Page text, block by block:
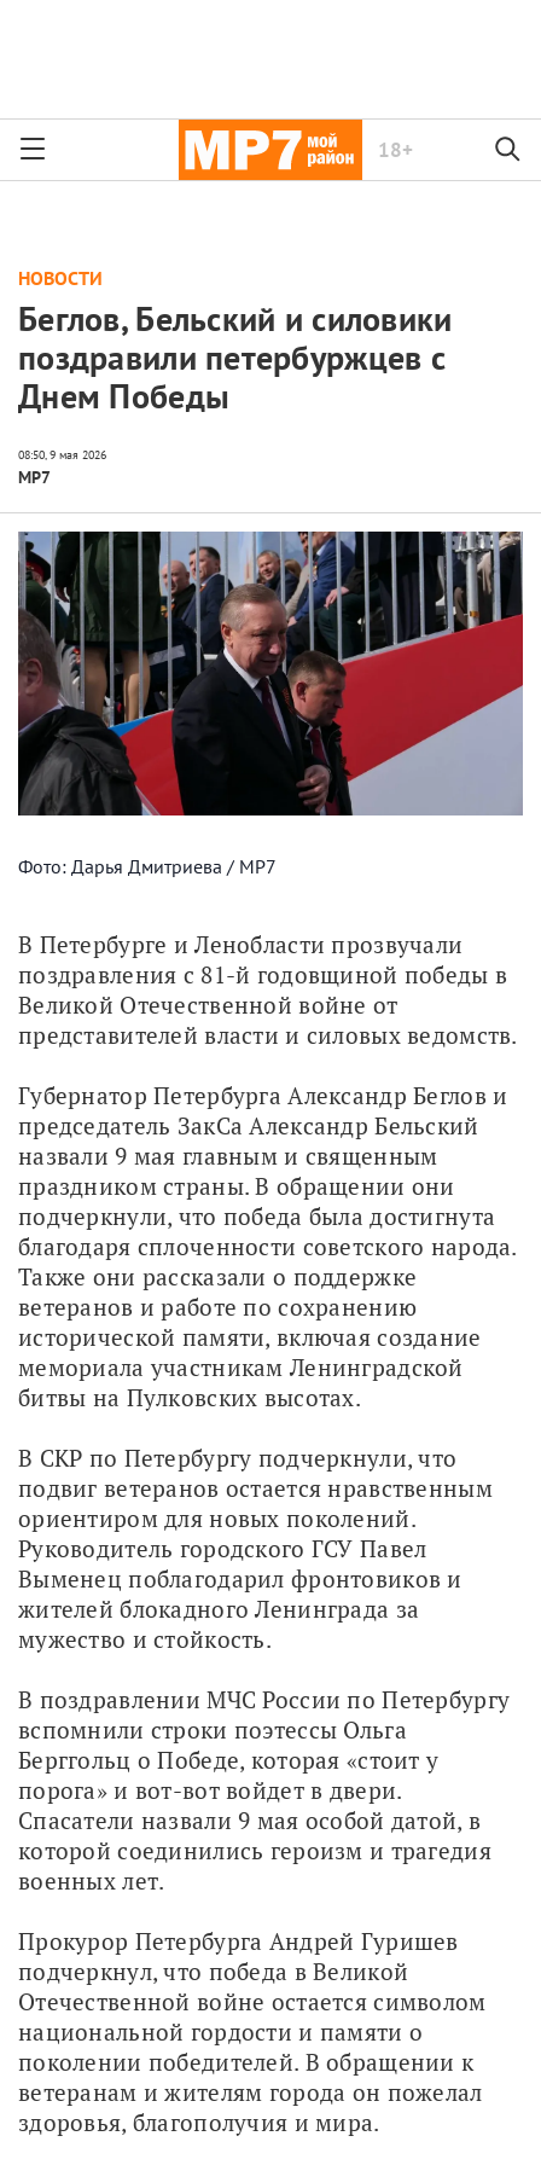
18+
НОВОСТИ
Беглов, Бельский и силовики
поздравили петербуржцев с
Днем Победы
МР7
Фото: Дарья Дмитриева / МР7
В Петербурге и Ленобласти прозвучали
поздравления с 81-й годовщиной победы в
Великой Отечественной войне от
представителей власти и силовых ведомств.
Губернатор Петербурга Александр Беглов и
председатель ЗакСа Александр Бельский
назвали 9 мая главным и священным
праздником страны. В обращении они
подчеркнули, что победа была достигнута
благодаря сплоченности советского народа.
Также они рассказали о поддержке
ветеранов и работе по сохранению
исторической памяти, включая создание
мемориала участникам Ленинградской
битвы на Пулковских высотах.
В СКР по Петербургу подчеркнули, что
подвиг ветеранов остается нравственным
ориентиром для новых поколений.
Руководитель городского ГСУ Павел
Выменец поблагодарил фронтовиков и
жителей блокадного Ленинграда за
мужество и стойкость.
В поздравлении МЧС России по Петербургу
вспомнили строки поэтессы Ольга
Берггольц о Победе, которая «стоит у
порога» и вот-вот войдет в двери.
Спасатели назвали 9 мая особой датой, в
которой соединились героизм и трагедия
военных лет.
Прокурор Петербурга Андрей Гуришев
подчеркнул, что победа в Великой
Отечественной войне остается символом
национальной гордости и памяти о
поколении победителей. В обращении к
ветеранам и жителям города он пожелал
здоровья, благополучия и мира.